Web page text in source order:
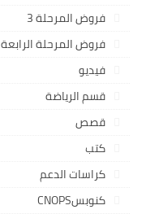
فروض المرحلة 3
فروض المرحلة الرابعة
فيديو
قسم الرياضة
قصص
كتب
كراسات الدعم
كنوبسCNOPS